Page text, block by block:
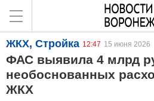
ЖКХ, Стройка 12:47 15 июня 2026
ФАС выявила 4 млрд
необоснованных
ЖКХ